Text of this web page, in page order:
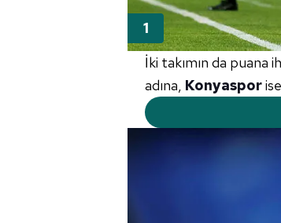
İki takımın da puana
adına, Konyaspor